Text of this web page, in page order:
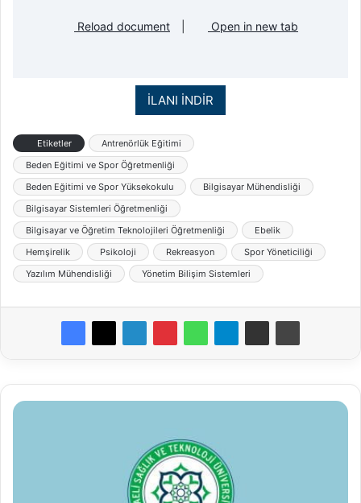
Reload document Open in new tab
İLANI İNDİR
Etiketler
Antrenörlük Eğitimi
Beden Eğitimi ve Spor Öğretmenliği
Beden Eğitimi ve Spor Yüksekokulu
Bilgisayar Mühendisliği
Bilgisayar Sistemleri Öğretmenliği
Bilgisayar ve Öğretim Teknolojileri Öğretmenliği
Ebelik
Hemşirelik
Psikoloji Rekreasyon
Spor Yöneticiliği
Yazılım Mühendisliği
Yönetim Bilişim Sistemleri
Kocaeli